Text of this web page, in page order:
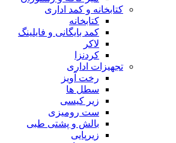
کتابخانه و کمد اداری
کتابخانه
کمد بایگانی و فایلینگ
لاکر
کردنزا
تجهیزات اداری
رخت آویز
سطل ها
زیر کیسی
ست رومیزی
بالش و پشتی طبی
زیرپایی